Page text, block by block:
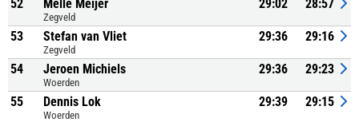
52 Melle Meijer
Zegveld
29:02 28:57
53 Stefan van Vliet
Zegveld
29:36 29:16
54 Jeroen Michiels
Woerden
29:36 29:23
55 Dennis Lok
Woerden
29:39 29:15